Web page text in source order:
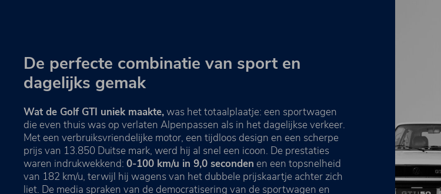
De perfecte combinatie van sport en
dagelijks gemak
Wat de Golf GTI uniek maakte,was het totaalplaatje: een sportwagen
die even thuis was op verlaten Alpenpassen als in het dagelijkse verkeer.
Met een verbruiksvriendelijke motor, een tijdloos design en een scherpe
prijs van 13.850 Duitse mark, werd hij al snel een icoon. De prestaties
waren indrukwekkend: 0-100 km/u in 9,0 seconden en een topsnelheid
van 182 km/u, terwijl hij wagens van het dubbele prijskaartje achter zich
liet. De media spraken van de democratisering van de sportwagen en